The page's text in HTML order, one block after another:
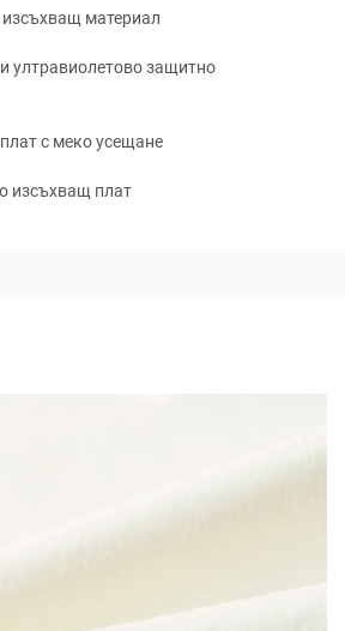
материал
ултравиолетово защитно
с меко усещане
изсъхващ плат